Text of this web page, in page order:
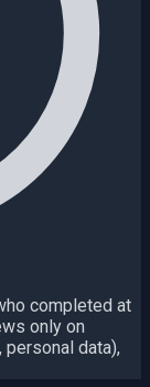
completed at
only on
data),